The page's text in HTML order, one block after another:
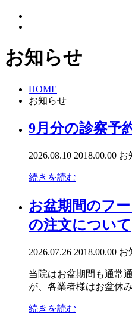
お知らせ
HOME
お知らせ
9月分の診察予
2026.08.10 2018.00.00 お
続きを読む
お盆期間のフ
の注文について
2026.07.26 2018.00.00 お
当院はお盆期間も通常
が、各業者様はお盆休
続きを読む